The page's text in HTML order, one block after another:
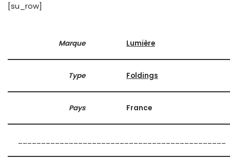
[su_row]
Marque Lumière
Type Foldings
Pays France